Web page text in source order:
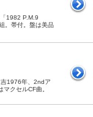
1982 P.M.9
。帯付。盤は美品
1976年、2ndア
クセルCF曲。